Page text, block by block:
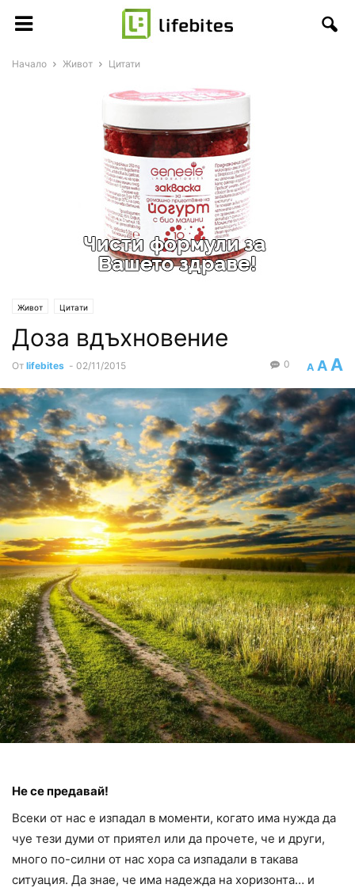
Начало Живот Цитати
Живот Цитати
Доза вдъхновение
От lifebites - 02/11/2015 A A A
0
Не се предавай!
Всеки от нас е изпадал в моменти, когато има нужда да
чуе тези думи от приятел или да прочете, че и други,
много по-силни от нас хора са изпадали в такава
ситуация. Да знае, че има надежда на хоризонта… и